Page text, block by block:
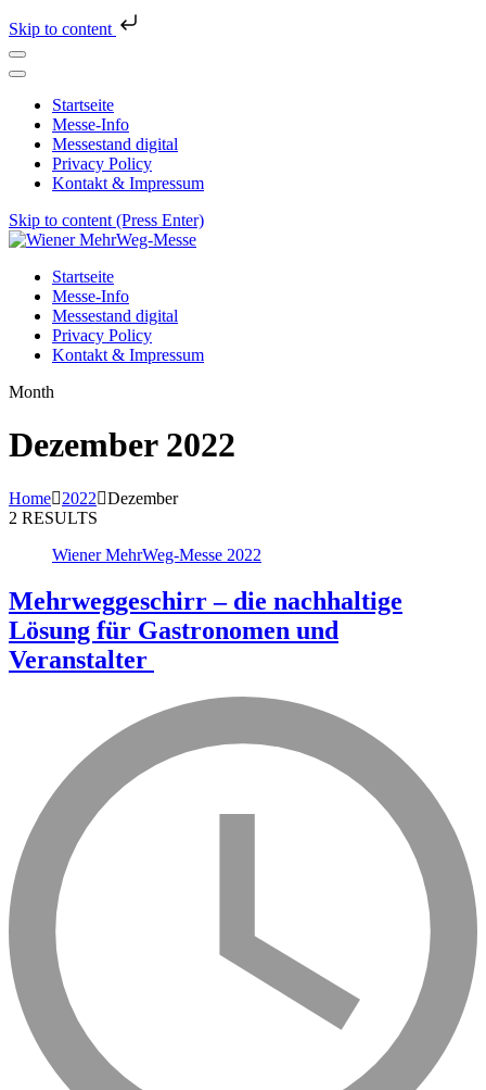
Skip to content
Startseite
Messe-Info
Messestand digital
Privacy Policy
Kontakt & Impressum
Skip to content (Press Enter)
Wiener MehrWeg-Messe
Messe für Nachhaltigkeit und Kultur
Startseite
Messe-Info
Messestand digital
Privacy Policy
Kontakt & Impressum
Month
Dezember 2022
Home 2022
Dezember
2 RESULTS
Wiener MehrWeg-Messe 2022
Mehrweggeschirr – die nachhaltige
Lösung für Gastronomen und
Veranstalter